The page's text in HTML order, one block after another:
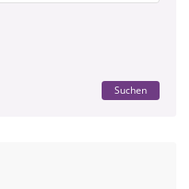
Suchen